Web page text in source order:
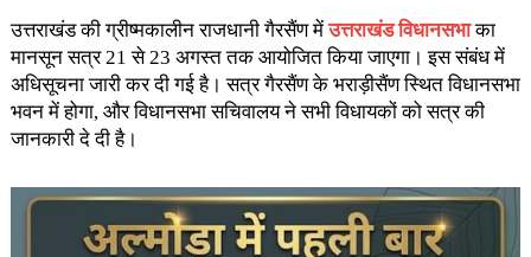
उत्तराखंड की ग्रीष्मकालीन राजधानी गैरसैंण में उत्तराखंड विधानसभाका
मानसून सत्र 21 से 23 अगस्त तक आयोजित किया जाएगा। इस संबंध में
अधिसूचना जारी कर दी गई है। सत्र गैरसैंण के भराड़ीसैंण स्थित विधानसभा
भवन में होगा, और विधानसभा सचिवालय ने सभी विधायकों को सत्र की
जानकारी दे दी है।